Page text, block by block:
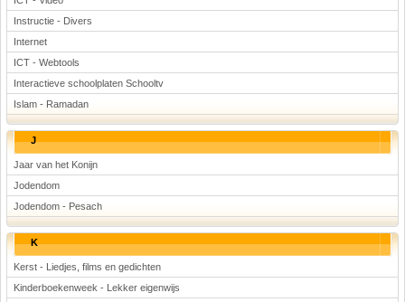
Instructie - Divers
Internet
ICT - Webtools
Interactieve schoolplaten Schooltv
Islam - Ramadan
J
Jaar van het Konijn
Jodendom
Jodendom - Pesach
K
Kerst - Liedjes, films en gedichten
Kinderboekenweek - Lekker eigenwijs